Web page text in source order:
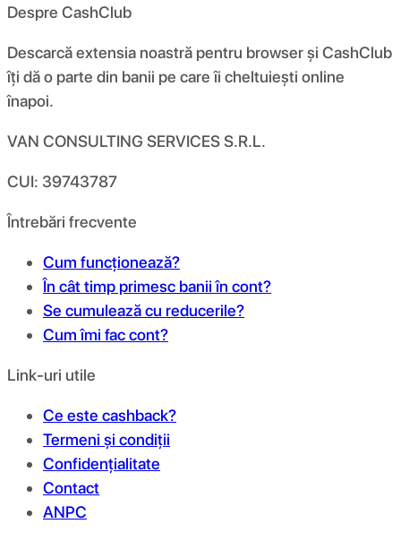
Despre CashClub
Descarcă extensia noastră pentru browser și CashClub
îți dă o parte din banii pe care îi cheltuiești online
înapoi.
VAN CONSULTING SERVICES S.R.L.
CUI: 39743787
Întrebări frecvente
Cum funcționează?
În cât timp primesc banii în cont?
Se cumulează cu reducerile?
Cum îmi fac cont?
Link-uri utile
Ce este cashback?
Termeni și condiții
Confidențialitate
Contact
ANPC